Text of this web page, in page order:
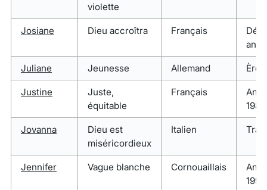
violette
Josiane Dieu accroîtra Français
Juliane Jeunesse Allemand Ère
Justine
Juste,
équitable
Français
1980
Jovanna
Dieu est
miséricordieux
Italien
Jennifer Vague blanche Cornouaillais
1990